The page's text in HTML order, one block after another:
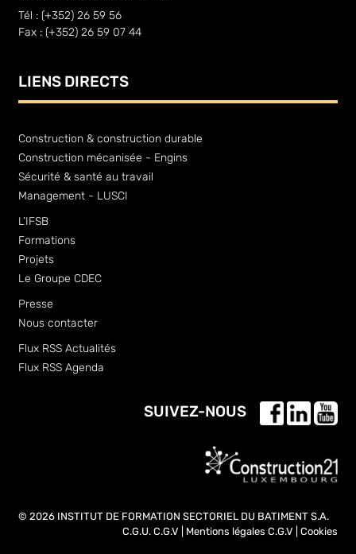
Tél : (+352) 26 59 56
Fax : (+352) 26 59 07 44
LIENS DIRECTS
Construction & construction durable
Construction mécanisée - Engins
Sécurité & santé au travail
Management - LUSCI
L’IFSB
Formations
Projets
Le Groupe CDEC
Presse
Nous contacter
Flux RSS Actualités
Flux RSS Agenda
SUIVEZ-NOUS
© 2026 INSTITUT DE FORMATION SECTORIEL DU BATIMENT S.A.
C.G.U. C.G.V Mentions légales C.G.V Cookies